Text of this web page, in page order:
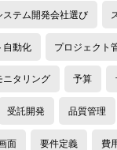
ステム開発会社選び
自動化 プロジェクト
ニタリング 予算
受託開発 品質管理
面 要件定義 費